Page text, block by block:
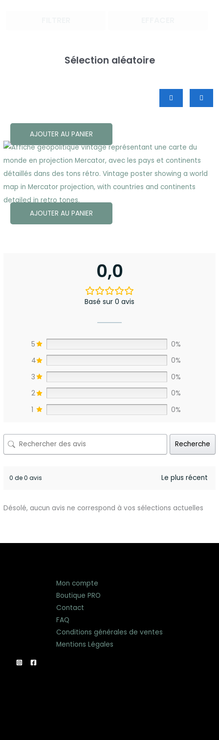
Sélection aléatoire
AJOUTER AU PANIER
AJOUTER AU PANIER
0,0
Basé sur 0 avis
5
0%
4
0%
3
0%
2
0%
1
0%
Recherche
0 de 0 avis
Désolé, aucun avis ne correspond à vos sélections actuelles
Mon compte
Boutique PRO
Contact
FAQ
Conditions générales de ventes
Mentions Légales